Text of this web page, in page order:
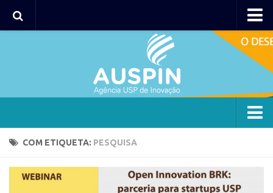
Polos
Polo Capital
Polo Lorena
Polo Ribeirão Preto
Agency
Institucional
COM ETIQUETA: PESQUISA